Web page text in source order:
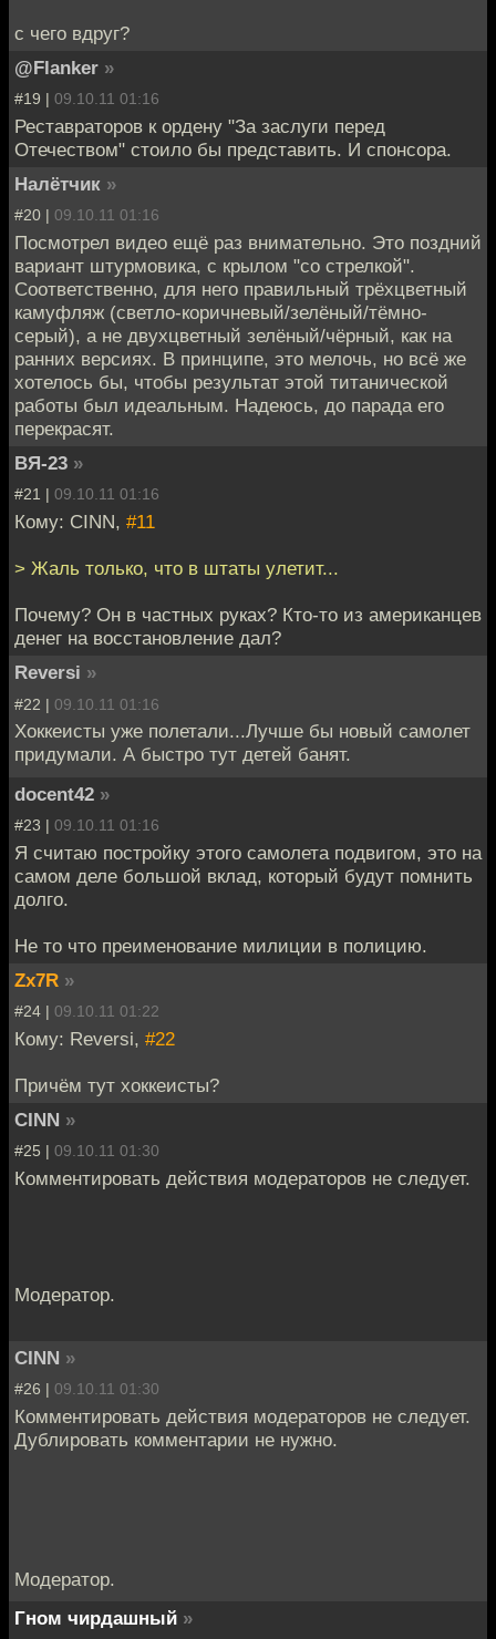
с чего вдруг?
@Flanker »
#19 | 09.10.11 01:16
Реставраторов к ордену "За заслуги перед
Отечеством" стоило бы представить. И спонсора.
Налётчик »
#20 | 09.10.11 01:16
Посмотрел видео ещё раз внимательно. Это поздний
вариант штурмовика, с крылом "со стрелкой".
Соответственно, для него правильный трёхцветный
камуфляж (светло-коричневый/зелёный/тёмно-
серый), а не двухцветный зелёный/чёрный, как на
ранних версиях. В принципе, это мелочь, но всё же
хотелось бы, чтобы результат этой титанической
работы был идеальным. Надеюсь, до парада его
перекрасят.
ВЯ-23 »
#21 | 09.10.11 01:16
Кому: CINN, #11
> Жаль только, что в штаты улетит...
Почему? Он в частных руках? Кто-то из американцев
денег на восстановление дал?
Reversi »
#22 | 09.10.11 01:16
Хоккеисты уже полетали...Лучше бы новый самолет
придумали. А быстро тут детей банят.
docent42 »
#23 | 09.10.11 01:16
Я считаю постройку этого самолета подвигом, это на
самом деле большой вклад, который будут помнить
долго.
Не то что преименование милиции в полицию.
Zx7R »
#24 | 09.10.11 01:22
Кому: Reversi, #22
Причём тут хоккеисты?
CINN »
#25 | 09.10.11 01:30
Комментировать действия модераторов не следует.
Модератор.
CINN »
#26 | 09.10.11 01:30
Комментировать действия модераторов не следует.
Дублировать комментарии не нужно.
Модератор.
Гном чирдашный »